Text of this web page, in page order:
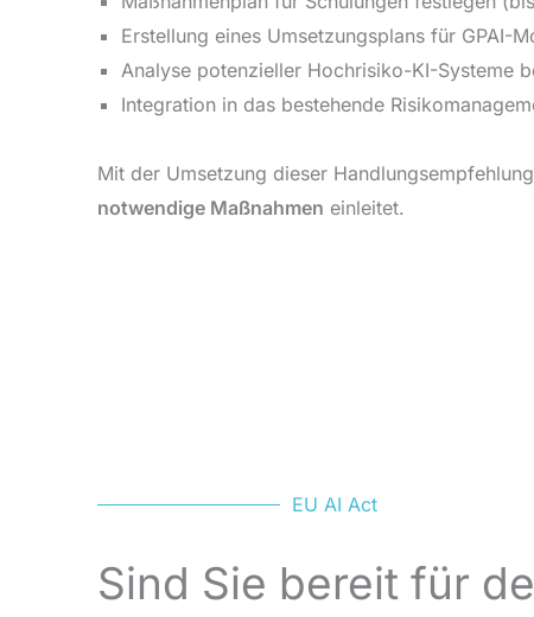
Erstellung eines Umsetzungsplans für GPAI-
Analyse potenzieller Hochrisiko-KI-Systeme
Integration in das bestehende
Mit der Umsetzung dieser
notwendige Maßnahmen einleitet.
EU AI Act
Sind Sie bereit für